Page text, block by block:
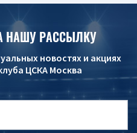
НАШУ РАССЫЛКУ
новостях и акциях
ЦСКА Москва